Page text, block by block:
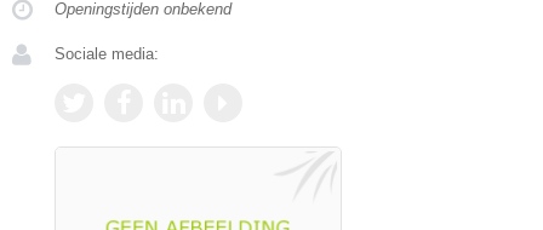
Openingstijden onbekend
Sociale media: